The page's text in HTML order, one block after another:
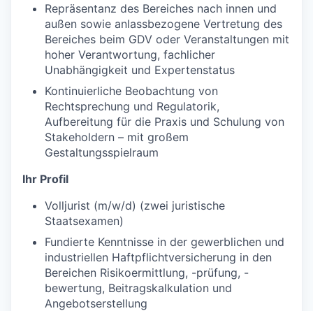
Repräsentanz des Bereiches nach innen und
außen sowie anlassbezogene Vertretung des
Bereiches beim GDV oder Veranstaltungen mit
hoher Verantwortung, fachlicher
Unabhängigkeit und Expertenstatus
Kontinuierliche Beobachtung von
Rechtsprechung und Regulatorik,
Aufbereitung für die Praxis und Schulung von
Stakeholdern – mit großem
Gestaltungsspielraum
Ihr Profil
Volljurist (m/w/d) (zwei juristische
Staatsexamen)
Fundierte Kenntnisse in der gewerblichen und
industriellen Haftpflichtversicherung in den
Bereichen Risikoermittlung, -prüfung, -
bewertung, Beitragskalkulation und
Angebotserstellung